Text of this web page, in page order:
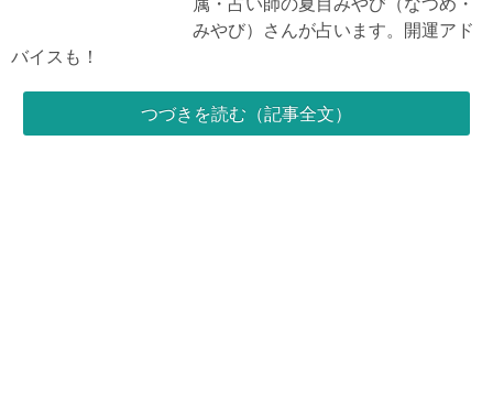
みやび）さんが占います。開運アド
バイスも！
つづきを読む（記事全文）